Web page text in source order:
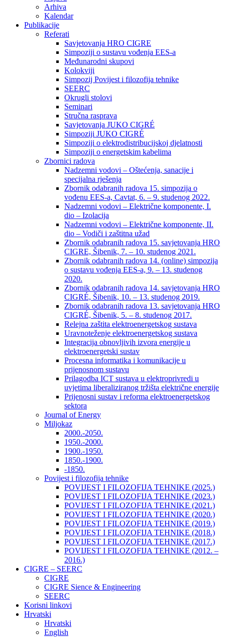
Arhiva
Kalendar
Publikacije
Referati
Savjetovanja HRO CIGRE
Simpoziji o sustavu vođenja EES-a
Međunarodni skupovi
Kolokviji​
Simpozij Povijest i filozofija tehnike
SEERC
Okrugli stolovi
Seminari​
Stručna rasprava​
Savjetovanja JUKO CIGRÉ
Simpoziji JUKO CIGRÉ
Simpoziji o elektrodistribucijskoj djelatnosti
Simpoziji o energetskim kabelima
Zbornici radova
Nadzemni vodovi – Oštećenja, sanacije i
specijalna rješenja
Zbornik odabranih radova 15. simpozija o
vođenu EES-a, Cavtat, 6. – 9. studenog 2022.
Nadzemni vodovi – Električne komponente, I.
dio – Izolacija
Nadzemni vodovi – Električne komponente, II.
dio – Vodiči i zaštitna užad
Zbornik odabranih radova 15. savjetovanja HRO
CIGRE, Šibenik, 7. – 10. studenog 2021.
Zbornik odabranih radova 14. (online) simpozija
o sustavu vođenja EES-a, 9. – 13. studenog
2020.
Zbornik odabranih radova 14. savjetovanja HRO
CIGRÉ, Šibenik, 10. – 13. studenog 2019.
Zbornik odabranih radova 13. savjetovanja HRO
CIGRÉ, Šibenik, 5. – 8. studenog 2017.
Relejna zaštita elektroenergetskog sustava
Uravnoteženje elektroenergetskog sustava
Integracija obnovljivih izvora energije u
elektroenergetski sustav
Procesna informatika i komunikacije u
prijenosnom sustavu
Prilagodba ICT sustava u elektroprivredi u
uvjetima liberaliziranog tržišta električne energije
Prijenosni sustav i reforma elektroenergetskog
sektora
Journal of Energy
Miljokaz
2000.-2050.
1950.-2000.
1900.-1950.
1850.-1900.
-1850.
Povijest i filozofija tehnike
POVIJEST I FILOZOFIJA TEHNIKE (2025.)
POVIJEST I FILOZOFIJA TEHNIKE (2023.)
POVIJEST I FILOZOFIJA TEHNIKE (2021.)
POVIJEST I FILOZOFIJA TEHNIKE (2020.)
POVIJEST I FILOZOFIJA TEHNIKE (2019.)
POVIJEST I FILOZOFIJA TEHNIKE (2018.)
POVIJEST I FILOZOFIJA TEHNIKE (2017.)
POVIJEST I FILOZOFIJA TEHNIKE (2012. –
2016.)
CIGRE – SEERC
CIGRE
CIGRE Sience & Engineering
SEERC
Korisni linkovi
Hrvatski
Hrvatski
English